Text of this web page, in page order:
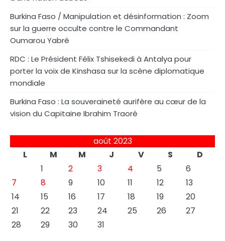
Burkina Faso / Manipulation et désinformation : Zoom
sur la guerre occulte contre le Commandant
Oumarou Yabré
RDC : Le Président Félix Tshisekedi à Antalya pour
porter la voix de Kinshasa sur la scène diplomatique
mondiale
Burkina Faso : La souveraineté aurifère au cœur de la
vision du Capitaine Ibrahim Traoré
août 2023
L
M M J V S
D
1
2 3 4 5
6
7
8 9 10 11 12
13
14
15 16 17 18 19
20
21
22 23 24 25 26
27
28
29 30 31